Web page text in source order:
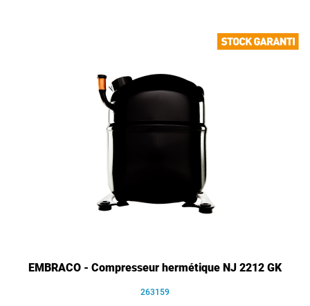
EMBRACO - Compresseur hermétique NJ 2212 GK
263159